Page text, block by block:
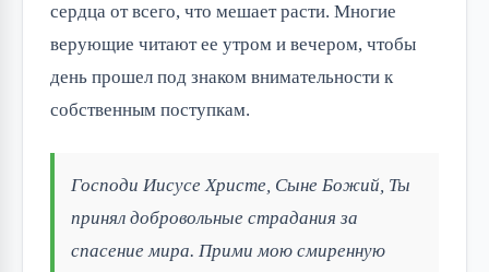
сердца от всего, что мешает расти. Многие
верующие читают ее утром и вечером, чтобы
день прошел под знаком внимательности к
собственным поступкам.
Господи Иисусе Христе, Сыне Божий, Ты
принял добровольные страдания за
спасение мира. Прими мою смиренную